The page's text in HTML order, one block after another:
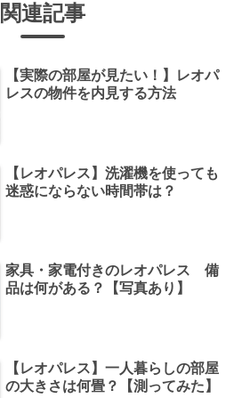
関連記事
【実際の部屋が見たい！】レオパ
レスの物件を内見する方法
【レオパレス】洗濯機を使っても
迷惑にならない時間帯は？
家具・家電付きのレオパレス 備
品は何がある？【写真あり】
【レオパレス】一人暮らしの部屋
の大きさは何畳？【測ってみた】